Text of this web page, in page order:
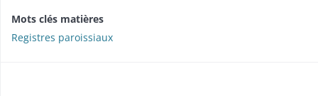
Mots clés matières
Registres paroissiaux